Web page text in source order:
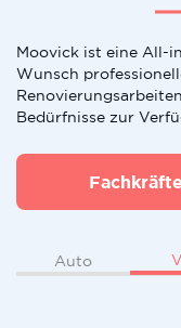
Moovick ist eine All-
Wunsch
Bedürfnisse zur
Auto